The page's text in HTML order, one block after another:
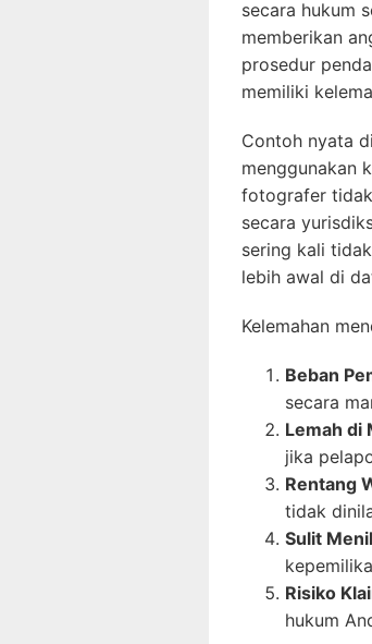
secara hukum
memberikan
prosedur
memiliki
Contoh nyata
menggunakan
fotografer
secara
sering kali
lebih awal di
Kelemahan
Beban
secara
Lemah di
jika
Rentang
tidak
Sulit
Risiko
hukum